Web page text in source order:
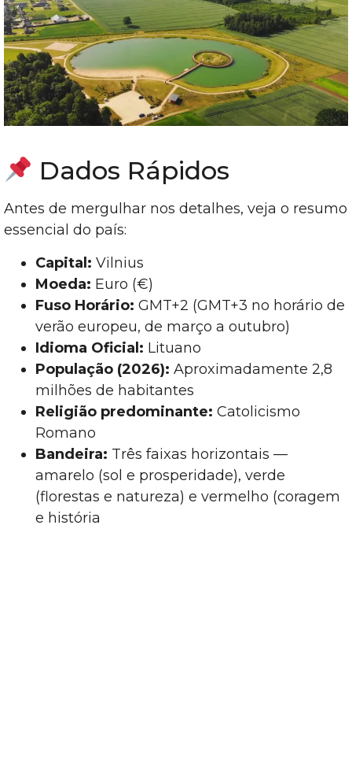
Dados Rápidos
Antes de mergulhar nos detalhes, veja o resumo
essencial do país:
Capital: Vilnius
Moeda: Euro (€)
Fuso Horário: GMT+2 (GMT+3 no horário de
verão europeu, de março a outubro)
Idioma Oficial: Lituano
População (2026): Aproximadamente 2,8
milhões de habitantes
Religião predominante: Catolicismo
Romano
Bandeira: Três faixas horizontais —
amarelo (sol e prosperidade), verde
(florestas e natureza) e vermelho (coragem
e história